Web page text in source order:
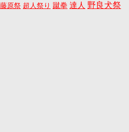
藤原祭 超人祭り 蹴拳 達人 野良犬祭